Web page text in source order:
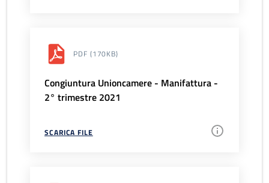
PDF (170KB)
Congiuntura Unioncamere - Manifattura -
2° trimestre 2021
SCARICA FILE